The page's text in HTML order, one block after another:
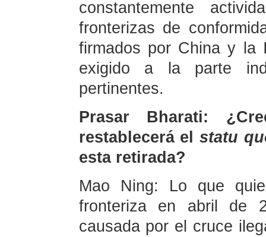
constantemente
fronterizas de
firmados por China y la
exigido a la parte
pertinentes.
Prasar Bharati:
restablecerá elstatu
esta retirada?
Mao Ning: Lo que
fronteriza en abril de
causada por el cruce